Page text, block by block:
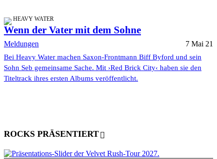
HEAVY WATER
Wenn der Vater mit dem Sohne
Meldungen 7 Mai 21
Bei Heavy Water machen Saxon-Frontmann Biff Byford und sein
Sohn Seb gemeinsame Sache. Mit ›Red Brick City‹ haben sie den
Titeltrack ihres ersten Albums veröffentlicht.
ROCKS PRÄSENTIERT